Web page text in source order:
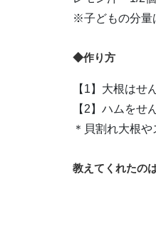
※子どもの分量
◆作り方
【1】大根はせ
【2】ハムをせ
＊貝割れ大根
教えてくれたの